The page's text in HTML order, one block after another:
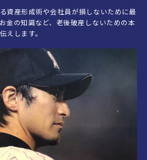
資産形成術や会社員が損しないために最
金の知識など、老後破産しないための本
えします。